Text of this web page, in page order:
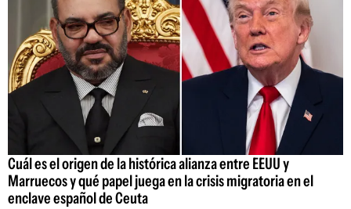
Cuál es el origen de la histórica alianza entre EEUU y
Marruecos y qué papel juega en la crisis migratoria en el
enclave español de Ceuta